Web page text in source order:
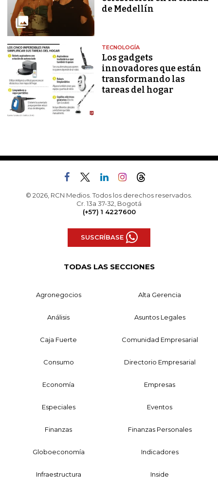
de Medellín
TECNOLOGÍA
Los gadgets
innovadores que están
transformando las
tareas del hogar
© 2026, RCN Medios. Todos los derechos reservados.
Cr. 13a 37-32, Bogotá
(+57) 1 4227600
SUSCRÍBASE
TODAS LAS SECCIONES
Agronegocios Alta Gerencia
Análisis Asuntos Legales
Caja Fuerte Comunidad Empresarial
Consumo Directorio Empresarial
Economía Empresas
Especiales Eventos
Finanzas Finanzas Personales
Globoeconomía Indicadores
Infraestructura Inside